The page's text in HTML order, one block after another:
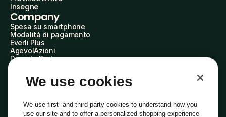
Insegne
Company
Spesa su smartphone
Modalità di pagamento
Everli Plus
AgevolAzioni
Diventa Partner
Everli Shoppers
About Us
Everli News
Domande frequenti
We use cookies
We use first- and third-party cookies to understand how you
use our site and to offer a personalized shopping experience